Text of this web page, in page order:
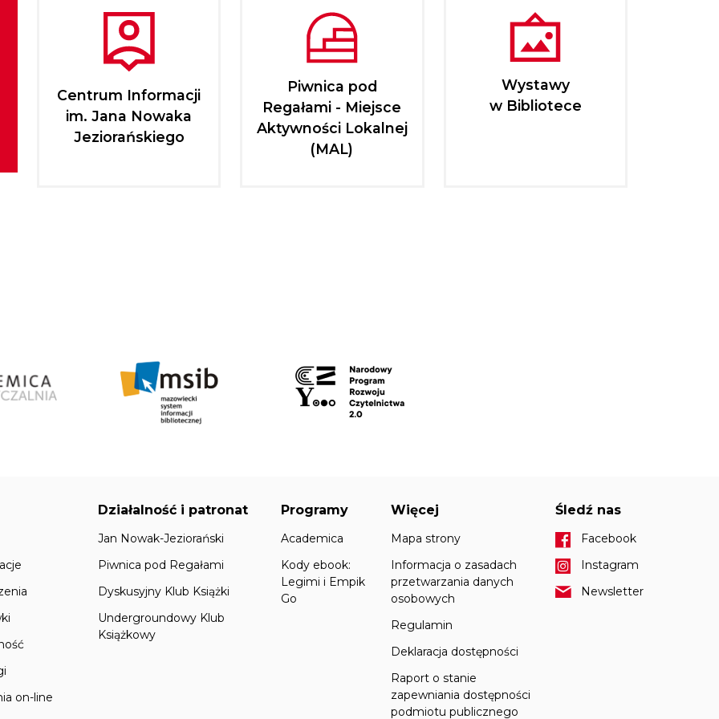
Centrum Informacji
im. Jana Nowaka
Jeziorańskiego
Piwnica pod
Regałami - Miejsce
Aktywności Lokalnej
(MAL)
Wystawy
w Bibliotece
on-line
Działalność i patronat
Jan Nowak-Jeziorański
Piwnica pod Regałami
Dyskusyjny Klub Książki
Undergroundowy Klub
Książkowy
Programy
Academica
Kody ebook:
Legimi i Empik
Go
Więcej
Mapa strony
Informacja o zasadach
przetwarzania danych
osobowych
Regulamin
Deklaracja dostępności
Raport o stanie
zapewniania dostępności
podmiotu publicznego
Śledź nas
Facebook
Instagram
Newsletter